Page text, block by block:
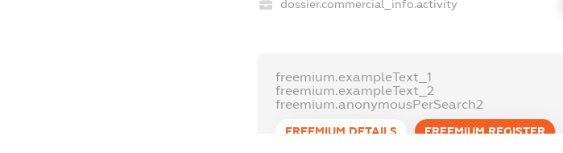
dossier.commercial_info.activity
freemium.exampleText_1
freemium.exampleText_2
freemium.anonymousPerSearch2
FREEMIUM.DETAILS FREEMIUM.REGISTER